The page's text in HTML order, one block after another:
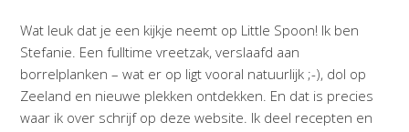
Wat leuk dat je een kijkje neemt op Little Spoon! Ik ben
Stefanie. Een fulltime vreetzak, verslaafd aan
borrelplanken – wat er op ligt vooral natuurlijk ;-), dol op
Zeeland en nieuwe plekken ontdekken. En dat is precies
waar ik over schrijf op deze website. Ik deel recepten en